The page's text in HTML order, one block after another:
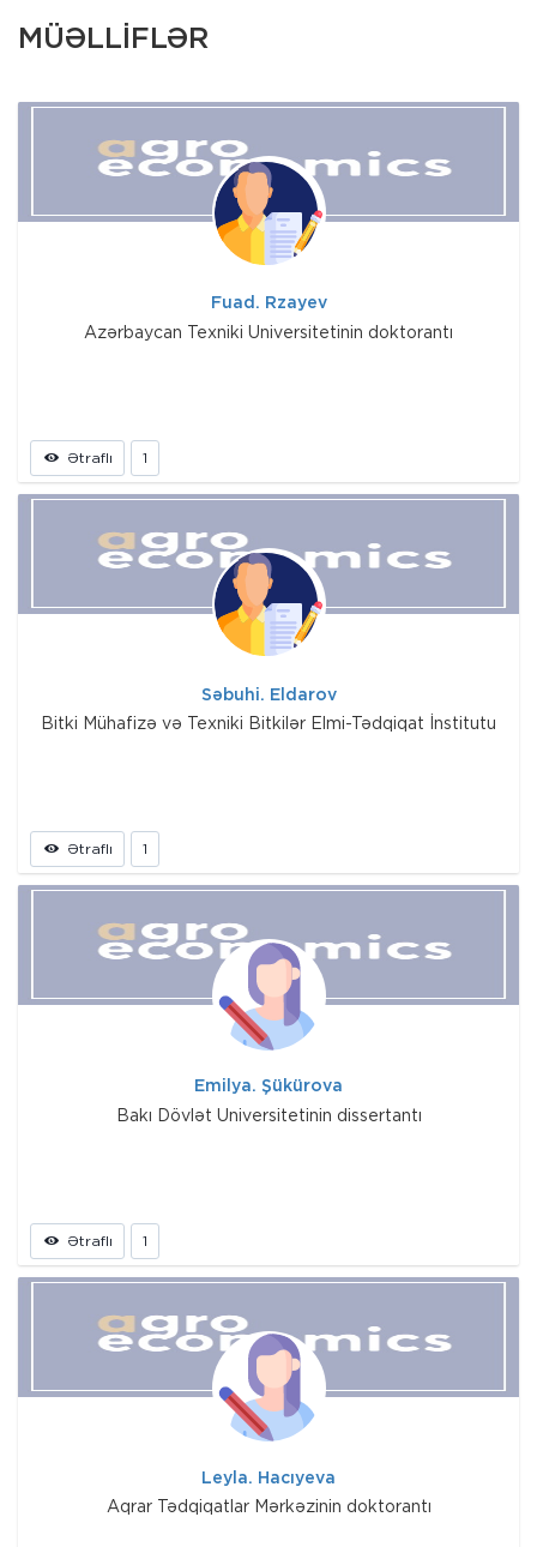
MÜƏLLİFLƏR
Fuad. Rzayev
Azərbaycan Texniki Universitetinin doktorantı
Ətraflı 1
Səbuhi. Eldarov
Bitki Mühafizə və Texniki Bitkilər Elmi-Tədqiqat İnstitutu
Ətraflı 1
Emilya. Şükürova
Bakı Dövlət Universitetinin dissertantı
Ətraflı 1
Leyla. Hacıyeva
Aqrar Tədqiqatlar Mərkəzinin doktorantı